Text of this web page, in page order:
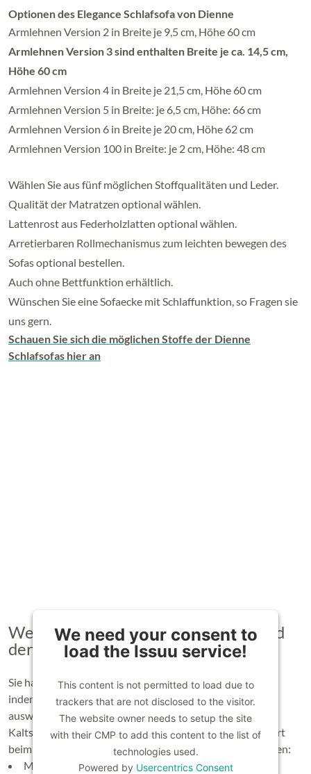
Optionen des Elegance Schlafsofa von Dienne
Armlehnen Version 2 in Breite je 9,5 cm, Höhe 60 cm
Armlehnen Version 3 sind enthalten Breite je ca. 14,5 cm,
Höhe 60 cm
Armlehnen Version 4 in Breite je 21,5 cm, Höhe 60 cm
Armlehnen Version 5 in Breite: je 6,5 cm, Höhe: 66 cm
Armlehnen Version 6 in Breite je 20 cm, Höhe 62 cm
Armlehnen Version 100 in Breite: je 2 cm, Höhe: 48 cm
Wählen Sie aus fünf möglichen Stoffqualitäten und Leder.
Qualität der Matratzen optional wählen.
Lattenrost aus Federholzlatten optional wählen.
Arretierbaren Rollmechanismus zum leichten bewegen des
Sofas optional bestellen.
Auch ohne Bettfunktion erhältlich.
Wünschen Sie eine Sofaecke mit Schlaffunktion, so Fragen sie
uns gern.
Schauen Sie sich die möglichen Stoffe der Dienne
Schlafsofas hier an
We need your consent to
load the Issuu service!
This content is not permitted to load due to
trackers that are not disclosed to the visitor.
The website owner needs to setup the site
with their CMP to add this content to the list of
technologies used.
Powered by Usercentrics Consent
Weitere Optionen des Schlafsofas und
der Matratzen:
Sie haben die Möglichkeit den Schlafkomfort zu erhöhen,
indem Sie sich höherwertige Matratzen zu Schlafsofa
auswählen. Die mitgelieferte Standardmatratze in 13 cm
Kaltschaum bietet Ihnen bereits einen sehr guten Komfort
beim Schlafen. Alternativ haben Sie nun folgende Optionen:
Matratze in Kaltschaum HR35, etwas fester als die